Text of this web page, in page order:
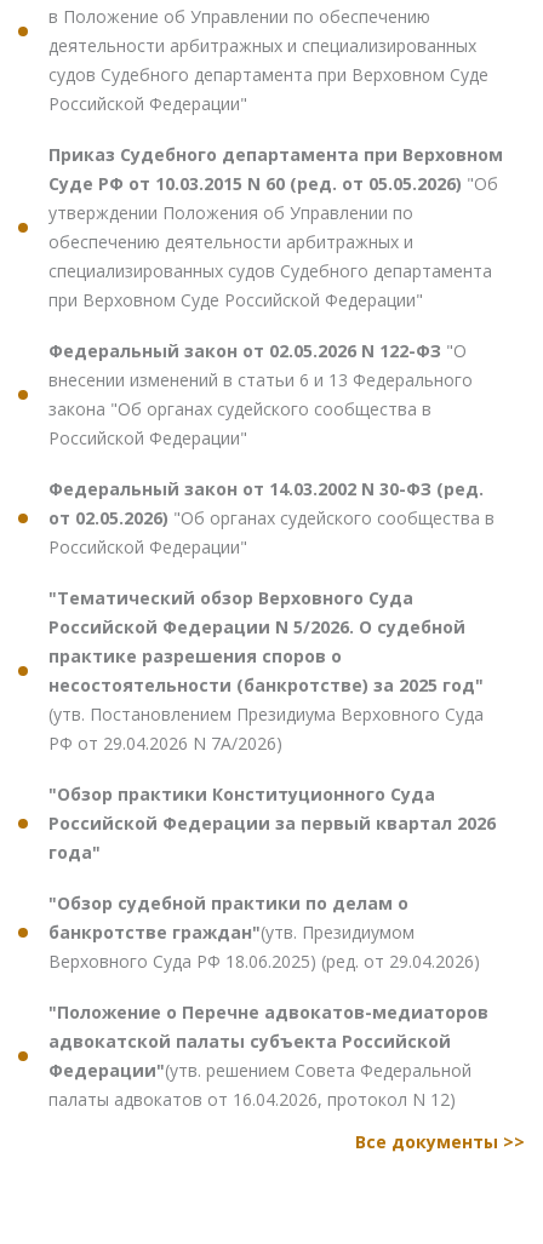
в Положение об Управлении по обеспечению
деятельности арбитражных и специализированных
судов Судебного департамента при Верховном Суде
Российской Федерации"
Приказ Судебного департамента при Верховном
Суде РФ от 10.03.2015 N 60 (ред. от 05.05.2026) "Об
утверждении Положения об Управлении по
обеспечению деятельности арбитражных и
специализированных судов Судебного департамента
при Верховном Суде Российской Федерации"
Федеральный закон от 02.05.2026 N 122-ФЗ "О
внесении изменений в статьи 6 и 13 Федерального
закона "Об органах судейского сообщества в
Российской Федерации"
Федеральный закон от 14.03.2002 N 30-ФЗ (ред.
от 02.05.2026) "Об органах судейского сообщества в
Российской Федерации"
"Тематический обзор Верховного Суда
Российской Федерации N 5/2026. О судебной
практике разрешения споров о
несостоятельности (банкротстве) за 2025 год"
(утв. Постановлением Президиума Верховного Суда
РФ от 29.04.2026 N 7А/2026)
"Обзор практики Конституционного Суда
Российской Федерации за первый квартал 2026
года"
"Обзор судебной практики по делам о
банкротстве граждан"(утв. Президиумом
Верховного Суда РФ 18.06.2025) (ред. от 29.04.2026)
"Положение о Перечне адвокатов-медиаторов
адвокатской палаты субъекта Российской
Федерации"(утв. решением Совета Федеральной
палаты адвокатов от 16.04.2026, протокол N 12)
Все документы >>